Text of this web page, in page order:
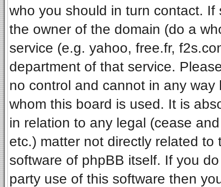
who you should in turn contact.
the owner of the domain (do a
service (e.g. yahoo, free.fr,
department of that service.
no control and cannot in any
whom this board is used. It is
in relation to any legal (cease
etc.) matter not directly related
software of phpBB itself. If you
party use of this software then